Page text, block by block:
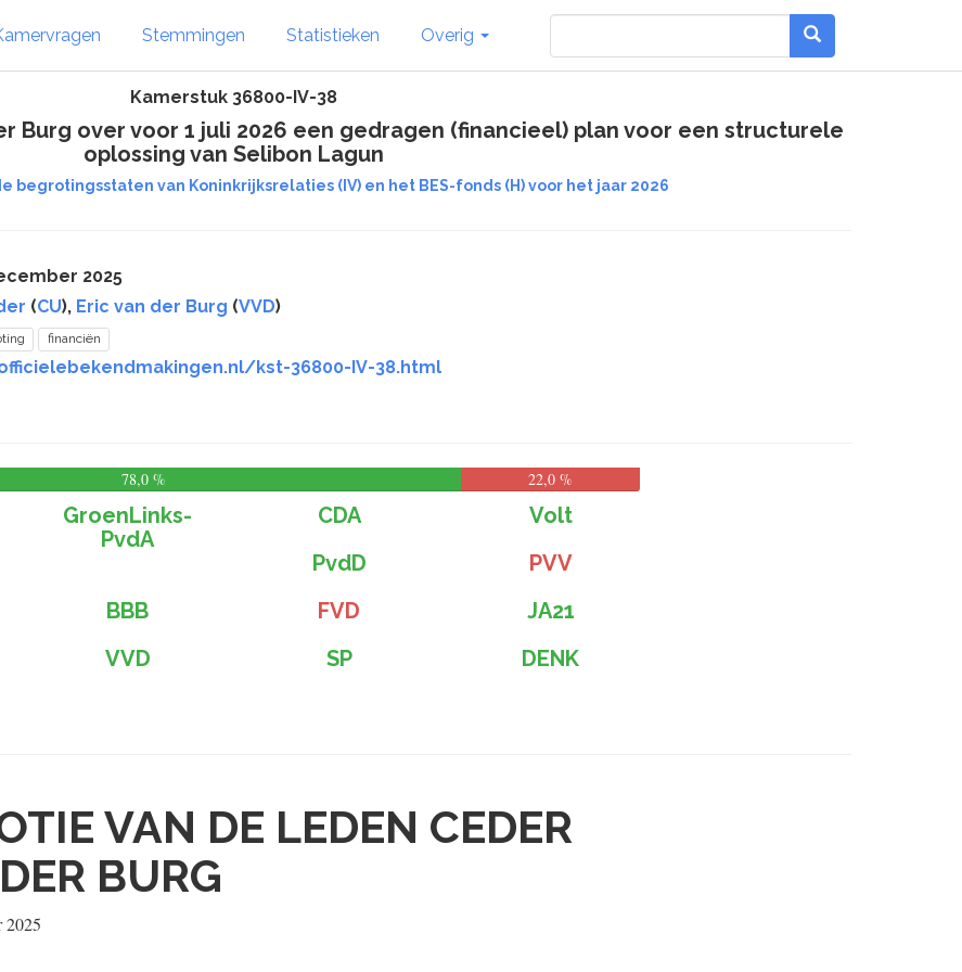
Stemmingen Statistieken Overig
Kamerstuk 36800-IV-38
Burg over voor 1 juli 2026 een gedragen (financieel) plan voor een structurele
oplossing van Selibon Lagun
begrotingsstaten van Koninkrijksrelaties (IV) en het BES-fonds (H) voor het jaar 2026
2025
(CU), Eric van der Burg (VVD)
financiën
kst-36800-IV-38.html
78,0 % 22,0 %
GroenLinks-
PvdA
CDA
Volt
PvdD
PVV
BBB FVD
JA21
VVD SP
DENK
VAN DE LEDEN CEDER
BURG
2025